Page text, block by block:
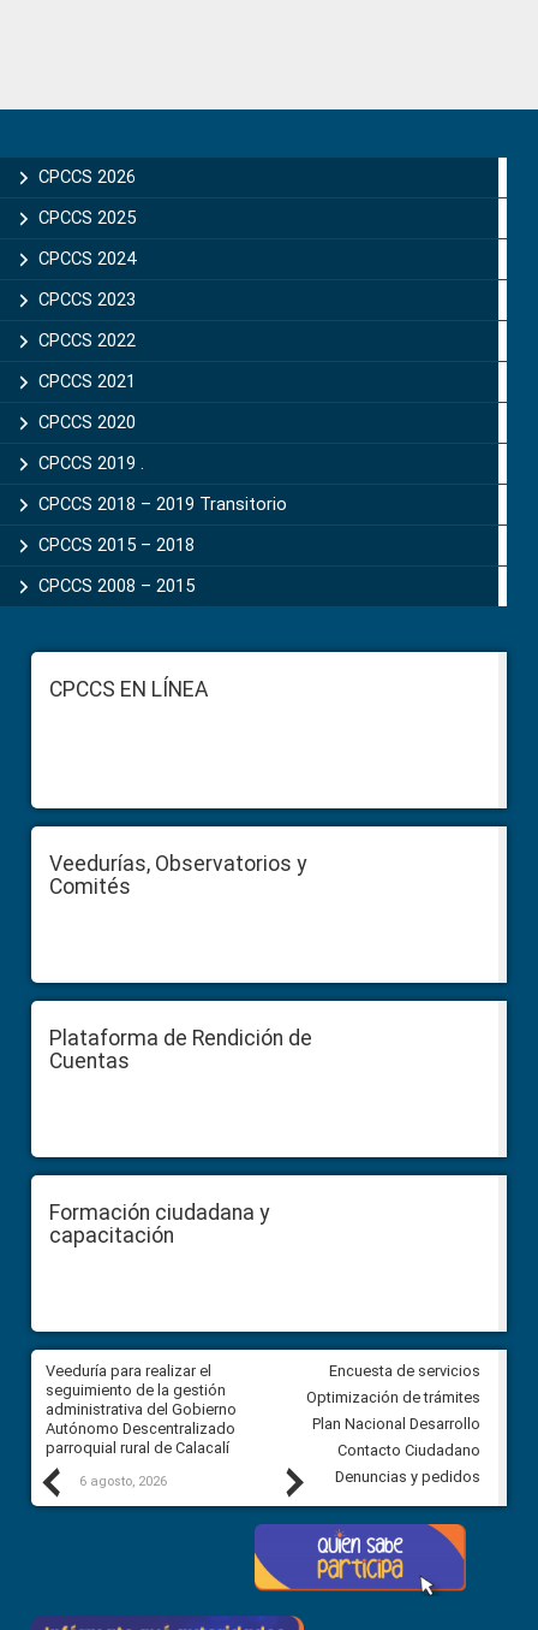
Sidebar
CPCCS 2026
CPCCS 2025
CPCCS 2024
CPCCS 2023
CPCCS 2022
CPCCS 2021
CPCCS 2020
CPCCS 2019 .
CPCCS 2018 – 2019 Transitorio
CPCCS 2015 – 2018
CPCCS 2008 – 2015
FooterCPCCS EN LÍNEA
Veedurías, Observatorios y
Comités
Plataforma de Rendición de
Cuentas
Formación ciudadana y
capacitación
Previous
Veeduría para realizar el
seguimiento de la gestión
administrativa del Gobierno
Autónomo Descentralizado
parroquial rural de Calacalí
6 agosto, 2026
Veeduría para vigilar los
derivados de la Audiencia
comunidad Urbina, parroquia
Carolina
5 agosto, 2026
Next
Encuesta de servicios
Optimización de trámites
Plan Nacional Desarrollo
Contacto Ciudadano
Denuncias y pedidos